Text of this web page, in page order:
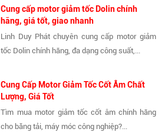
Cung cấp motor giảm tốc Dolin chính
hãng, giá tốt, giao nhanh
Linh Duy Phát chuyên cung cấp motor giảm
tốc Dolin chính hãng, đa dạng công suất,...
Cung Cấp Motor Giảm Tốc Cốt Âm Chất
Lượng, Giá Tốt
Tìm mua motor giảm tốc cốt âm chính hãng
cho băng tải, máy móc công nghiệp?...